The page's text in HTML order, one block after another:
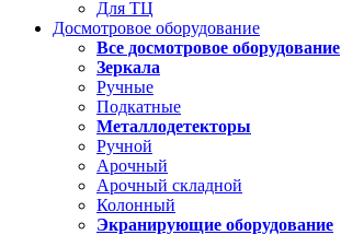
Для ТЦ
Досмотровое оборудование
Все досмотровое оборудование
Зеркала
Ручные
Подкатные
Металлодетекторы
Ручной
Арочный
Арочный складной
Колонный
Экранирующие оборудование